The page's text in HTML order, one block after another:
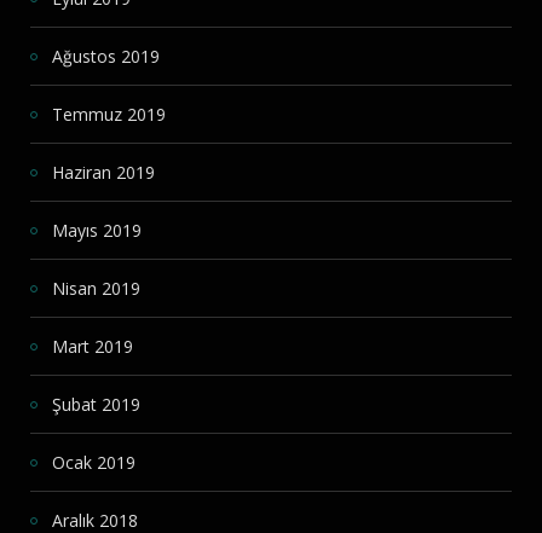
Ağustos 2019
Temmuz 2019
Haziran 2019
Mayıs 2019
Nisan 2019
Mart 2019
Şubat 2019
Ocak 2019
Aralık 2018